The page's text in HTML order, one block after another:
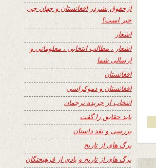
ازحقوق بشردر افغانستان و جهان چی
خبر است؟
اشعار
اشعار ، مطالب انتخابی ، معلوماتی و
ارسالی شما
افغانستان
افغانستان و دموکراسی
انتخاب از جریده ترجمان
باید حقایق را گفت
بررسی و نقد داستان
برگ های از تاریخ
برگ های از تاریخ و یادی از فرهیختگان